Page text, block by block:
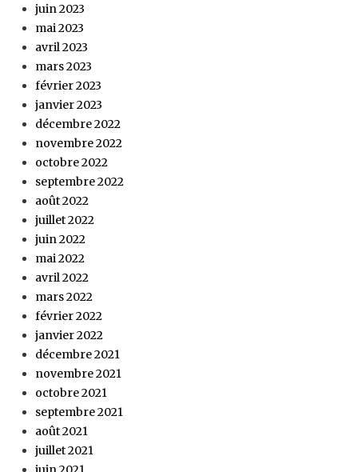
juin 2023
mai 2023
avril 2023
mars 2023
février 2023
janvier 2023
décembre 2022
novembre 2022
octobre 2022
septembre 2022
août 2022
juillet 2022
juin 2022
mai 2022
avril 2022
mars 2022
février 2022
janvier 2022
décembre 2021
novembre 2021
octobre 2021
septembre 2021
août 2021
juillet 2021